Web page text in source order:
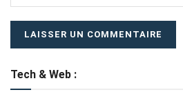
Tech & Web :